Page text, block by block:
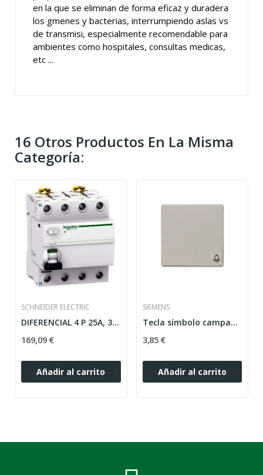
en la que se eliminan de forma eficaz y duradera
los gmenes y bacterias, interrumpiendo aslas vs
de transmisi, especialmente recomendable para
ambientes como hospitales, consultas medicas,
etc ...
16 Otros Productos En La Misma
Categoría:
SCHNEIDER ELECTRIC
DIFERENCIAL 4 P 25A, 30 MA A9R81425 CLASE-AC...
169,09 €
Añadir al carrito
SIEMENS
Tecla símbolo campana aluminio metalizado...
3,85 €
Añadir al carrito